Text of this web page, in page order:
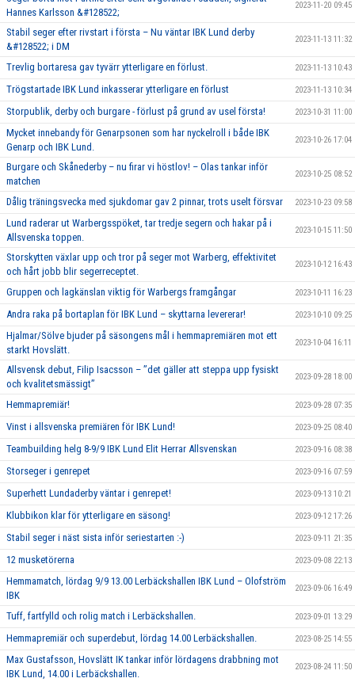
Hannes Karlsson &#128522;
2023-11-20 09:45
Stabil seger efter rivstart i första – Nu väntar IBK Lund derby
&#128522; i DM
2023-11-13 11:32
Trevlig bortaresa gav tyvärr ytterligare en förlust. 2023-11-13 10:43
Trögstartade IBK Lund inkasserar ytterligare en förlust 2023-11-13 10:34
Storpublik, derby och burgare - förlust på grund av usel första! 2023-10-31 11:00
Mycket innebandy för Genarpsonen som har nyckelroll i både IBK
Genarp och IBK Lund.
2023-10-26 17:04
Burgare och Skånederby – nu firar vi höstlov! – Olas tankar inför
matchen
2023-10-25 08:52
Dålig träningsvecka med sjukdomar gav 2 pinnar, trots uselt försvar 2023-10-23 09:58
Lund raderar ut Warbergsspöket, tar tredje segern och hakar på i
Allsvenska toppen.
2023-10-15 11:50
Storskytten växlar upp och tror på seger mot Warberg, effektivitet
och hårt jobb blir segerreceptet.
2023-10-12 16:43
Gruppen och lagkänslan viktig för Warbergs framgångar 2023-10-11 16:23
Andra raka på bortaplan för IBK Lund – skyttarna levererar! 2023-10-10 09:25
Hjalmar/Sölve bjuder på säsongens mål i hemmapremiären mot ett
starkt Hovslätt.
2023-10-04 16:11
Allsvensk debut, Filip Isacsson – ’’det gäller att steppa upp fysiskt
och kvalitetsmässigt’’
2023-09-28 18:00
Hemmapremiär! 2023-09-28 07:35
Vinst i allsvenska premiären för IBK Lund! 2023-09-25 08:40
Teambuilding helg 8-9/9 IBK Lund Elit Herrar Allsvenskan 2023-09-16 08:38
Storseger i genrepet 2023-09-16 07:59
Superhett Lundaderby väntar i genrepet! 2023-09-13 10:21
Klubbikon klar för ytterligare en säsong! 2023-09-12 17:26
Stabil seger i näst sista inför seriestarten :-) 2023-09-11 21:35
12 musketörerna 2023-09-08 22:13
Hemmamatch, lördag 9/9 13.00 Lerbäckshallen IBK Lund – Olofström
IBK
2023-09-06 16:49
Tuff, fartfylld och rolig match i Lerbäckshallen. 2023-09-01 13:29
Hemmapremiär och superdebut, lördag 14.00 Lerbäckshallen. 2023-08-25 14:55
Max Gustafsson, Hovslätt IK tankar inför lördagens drabbning mot
IBK Lund, 14.00 i Lerbäckshallen.
2023-08-24 11:50